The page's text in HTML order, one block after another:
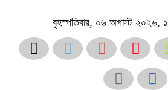
বৃহস্পতিবার, ০৬ অগাস্ট ২০২৬,